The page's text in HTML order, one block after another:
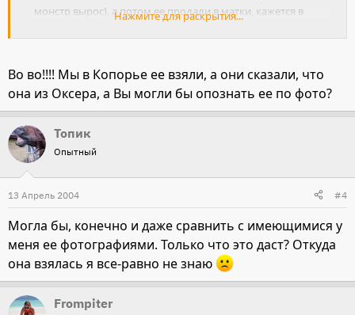
монстр вырос), а потом ее продали в матки, кажется в
откуда взяла эту кобылу, тогда покупкой лошадей Ирина
Владимировна заведовала.
Нажмите для раскрытия...
Во во!!!! Мы в Копорье ее взяли, а они сказали, что
она из Оксера, а Вы могли бы опознать ее по фото?
Топик
Опытный
13 Апрель 2004 #4
Могла бы, конечно и даже сравнить с имеющимися у
меня ее фотографиями. Только что это даст? Откуда
она взялась я все-равно не знаю
Frompiter